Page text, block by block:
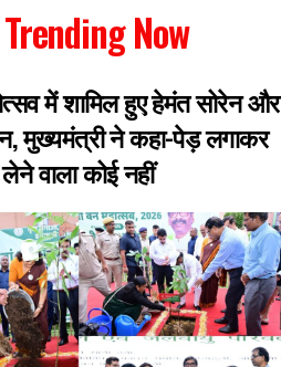
Trending Now
में शामिल हुए हेमंत सोरेन और
मुख्यमंत्री ने कहा-पेड़ लगाकर
वाला कोई नहीं